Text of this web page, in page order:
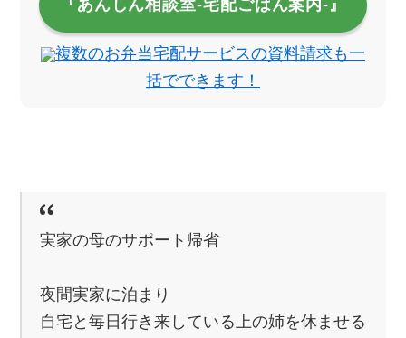
『あんしん相談室‐宅配ごはん案内‐』
複数のお弁当宅配サービスの資料請求も一
括でできます！
実家の母のサポート帰省
夜間実家に泊まり
自宅と毎日行き来している上の姉を休ませる